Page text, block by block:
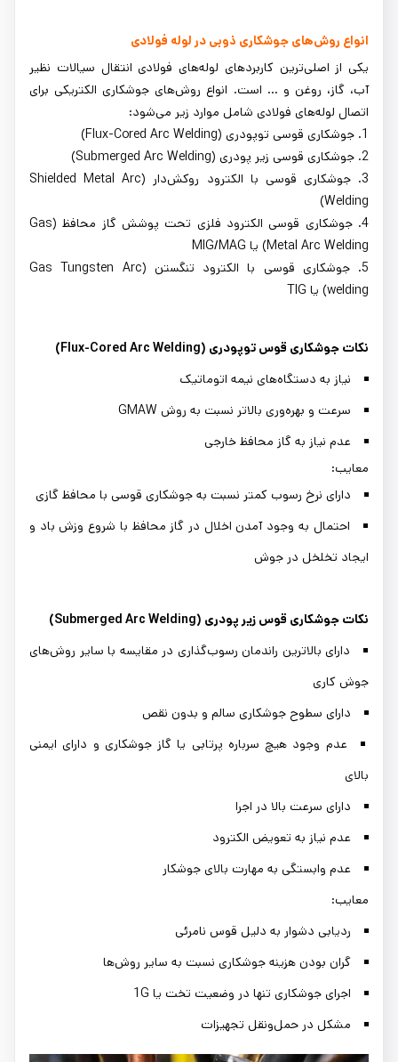
انواع روش‌های جوشکاری ذوبی در لوله فولادی
یکی از اصلی‌ترین کاربردهای لوله‌های فولادی انتقال سیالات نظیر
آب، گاز، روغن و ... است. انواع روش‌های جوشکاری الکتریکی برای
اتصال لوله‌های فولادی شامل موارد زیر می‌شود:
1. جوشکاری قوسی توپودری (Flux-Cored Arc Welding)
2. جوشکاری قوسی زیر پودری (Submerged Arc Welding)
3. جوشکاری قوسی با الکترود روکش‌دار (Shielded Metal Arc
Welding)
4. جوشکاری قوسی الکترود فلزی تحت پوشش گاز محافظ (Gas
Metal Arc Welding) یا MIG/MAG
5. جوشکاری قوسی با الکترود تنگستن (Gas Tungsten Arc
welding) یا TIG
نکات جوشکاری قوس توپودری (Flux-Cored Arc Welding)
نیاز به دستگاه‌های نیمه اتوماتیک
سرعت و بهره‌وری بالاتر نسبت به روش GMAW
عدم نیاز به گاز محافظ خارجی
معایب:
دارای نرخ رسوب کمتر نسبت به جوشکاری قوسی با محافظ گازی
احتمال به وجود آمدن اخلال در گاز محافظ با شروع وزش باد و
ایجاد تخلخل در جوش
نکات جوشکاری قوس زیر پودری (Submerged Arc Welding)
دارای بالاترین راندمان رسوب‌گذاری در مقایسه با سایر روش‌های
جوش کاری
دارای سطوح جوشکاری سالم و بدون نقص
عدم وجود هیچ سرباره پرتابی یا گاز جوشکاری و دارای ایمنی
بالای
دارای سرعت بالا در اجرا
عدم نیاز به تعویض الکترود
عدم وابستگی به مهارت بالای جوشکار
معایب:
ردیابی دشوار به دلیل قوس نامرئی
گران بودن هزینه جوشکاری نسبت به سایر روش‌ها
اجرای جوشکاری تنها در وضعیت تخت یا 1G
مشکل در حمل‌ونقل تجهیزات